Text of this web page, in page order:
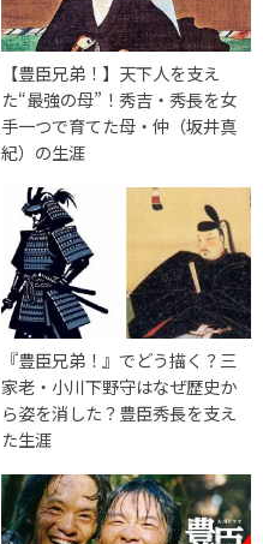
【豊臣兄弟！】天下人を支え
た“最強の母”！秀吉・秀長を女
手一つで育てた母・仲（坂井真
紀）の生涯
『豊臣兄弟！』でどう描く？三
家老・小川下野守はなぜ歴史か
ら姿を消した？豊臣秀長を支え
た生涯